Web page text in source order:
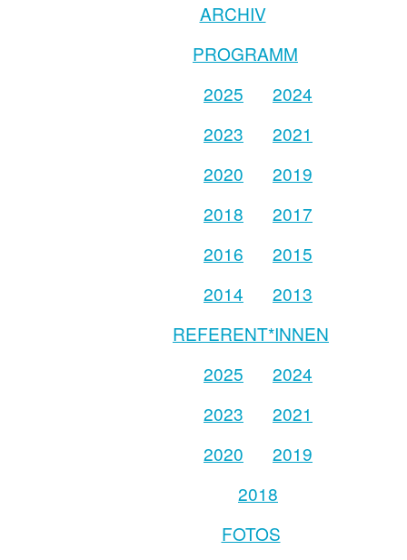
ARCHIV
PROGRAMM
2025
2024
2023
2021
2020
2019
2018
2017
2016
2015
2014
2013
REFERENT*INNEN
2025
2024
2023
2021
2020
2019
2018
FOTOS